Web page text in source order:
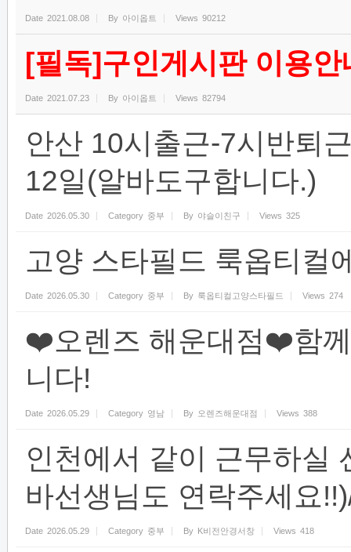
Date 2021.08.08 By 아이옵트 Views 90212
[필독]구인게시판 이용안
Date 2021.07.23 By 아이옵트 Views 82794
안산 10시출근-7시반퇴
12일(알바도구합니다.)
Date 2026.05.30 Category 중부 By 야슬이친구 Views 325
고양 스타필드 룩옵티컬
Date 2026.05.30 Category 중부 By 룩옵티컬고양스타필드 Views 274
❤️오렌즈 해운대점❤️함
니다!
Date 2026.05.29 Category 영남 By 오렌즈해운대점 Views 388
인천에서 같이 근무하실
바선생님도 연락주세요
Date 2026.05.29 Category 중부 By K비전안경서창 Views 418